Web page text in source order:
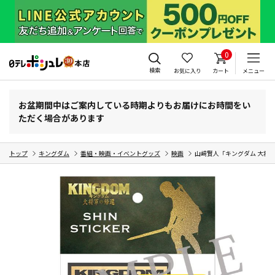
検索 お気に入り
0
カート メニュー
お盆期間中はご案内している時期よりもお届けにお時間をい
ただく場合があります
トップ キングダム 番組・映画・イベントグッズ 映画 山﨑賢人「キングダム 大将